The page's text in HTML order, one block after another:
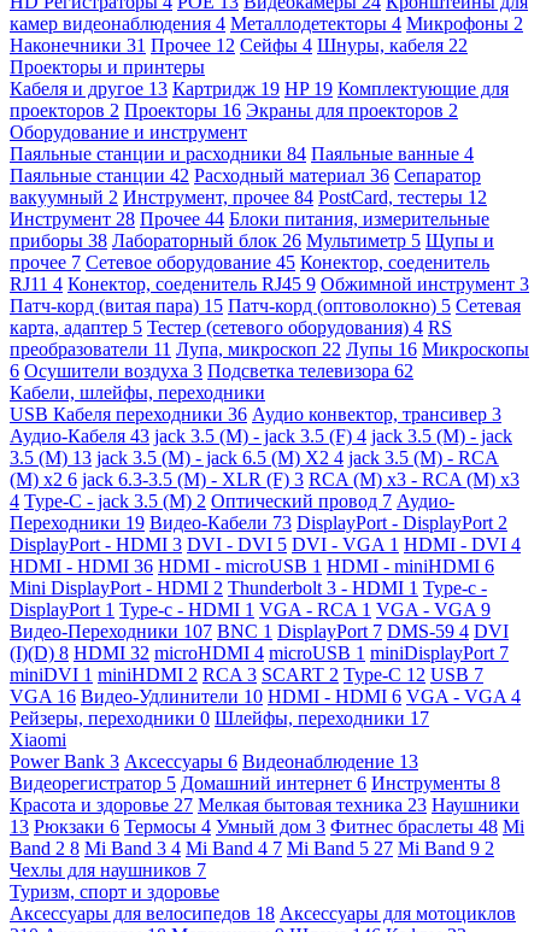
камер видеонаблюдения 4 Металлодетекторы 4 Микрофоны 2
Наконечники 31 Прочее 12 Сейфы 4 Шнуры, кабеля 22
Проекторы и принтеры
Кабеля и другое 13 Картридж 19 HP 19 Комплектующие для
проекторов 2 Проекторы 16 Экраны для проекторов 2
Оборудование и инструмент
Паяльные станции и расходники 84 Паяльные ванные 4
Паяльные станции 42 Расходный материал 36 Сепаратор
вакуумный 2 Инструмент, прочее 84 PostCard, тестеры 12
Инструмент 28 Прочее 44 Блоки питания, измерительные
приборы 38 Лабораторный блок 26 Мультиметр 5 Щупы и
прочее 7 Сетевое оборудование 45 Конектор, соеденитель
RJ11 4 Конектор, соеденитель RJ45 9 Обжимной инструмент 3
Патч-корд (витая пара) 15 Патч-корд (оптоволокно) 5 Сетевая
карта, адаптер 5 Тестер (сетевого оборудования) 4 RS
преобразователи 11 Лупа, микроскоп 22 Лупы 16 Микроскопы
6 Осушители воздуха 3 Подсветка телевизора 62
Кабели, шлейфы, переходники
USB Кабеля переходники 36 Аудио конвектор, трансивер 3
Аудио-Кабеля 43 jack 3.5 (M) - jack 3.5 (F) 4 jack 3.5 (M) - jack
3.5 (M) 13 jack 3.5 (M) - jack 6.5 (M) X2 4 jack 3.5 (M) - RCA
(M) x2 6 jack 6.3-3.5 (M) - XLR (F) 3 RCA (M) x3 - RCA (M) x3
4 Type-C - jack 3.5 (M) 2 Оптический провод 7 Аудио-
Переходники 19 Видео-Кабели 73 DisplayPort - DisplayPort 2
DisplayPort - HDMI 3 DVI - DVI 5 DVI - VGA 1 HDMI - DVI 4
HDMI - HDMI 36 HDMI - microUSB 1 HDMI - miniHDMI 6
Mini DisplayPort - HDMI 2 Thunderbolt 3 - HDMI 1 Type-c -
DisplayPort 1 Type-c - HDMI 1 VGA - RCA 1 VGA - VGA 9
Видео-Переходники 107 BNC 1 DisplayPort 7 DMS-59 4 DVI
(I)(D) 8 HDMI 32 microHDMI 4 microUSB 1 miniDisplayPort 7
miniDVI 1 miniHDMI 2 RCA 3 SCART 2 Type-C 12 USB 7
VGA 16 Видео-Удлинители 10 HDMI - HDMI 6 VGA - VGA 4
Рейзеры, переходники 0 Шлейфы, переходники 17
Xiaomi
Power Bank 3 Аксессуары 6 Видеонаблюдение 13
Видеорегистратор 5 Домашний интернет 6 Инструменты 8
Красота и здоровье 27 Мелкая бытовая техника 23 Наушники
13 Рюкзаки 6 Термосы 4 Умный дом 3 Фитнес браслеты 48 Mi
Band 2 8 Mi Band 3 4 Mi Band 4 7 Mi Band 5 27 Mi Band 9 2
Чехлы для наушников 7
Туризм, спорт и здоровье
Аксессуары для велосипедов 18 Аксессуары для мотоциклов